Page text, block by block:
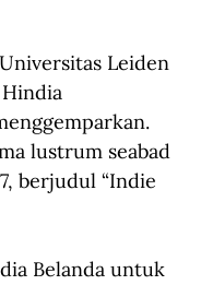
Leiden
lustrum seabad
berjudul “Indie
Belanda untuk